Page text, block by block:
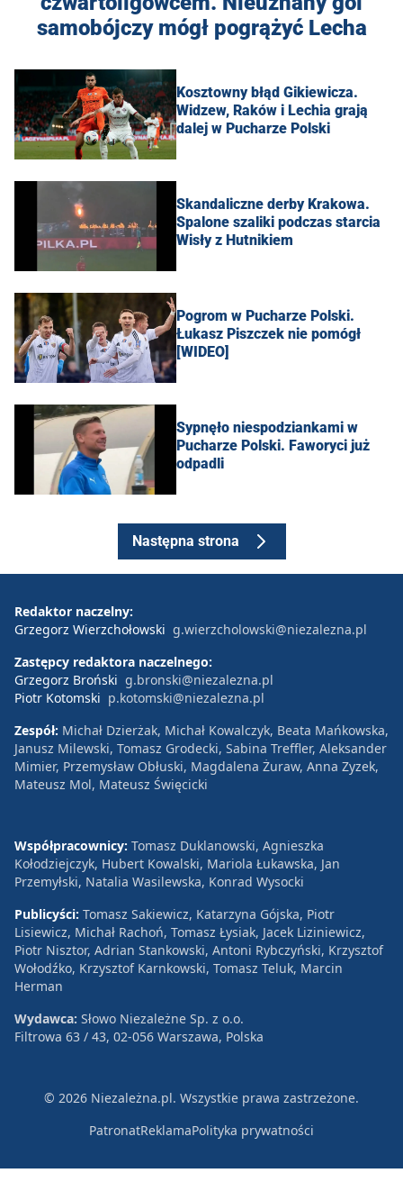
samobójczy mógł pogrążyć Lecha
Kosztowny błąd Gikiewicza.
Widzew, Raków i Lechia grają
dalej w Pucharze Polski
Skandaliczne derby Krakowa.
Spalone szaliki podczas starcia
Wisły z Hutnikiem
Pogrom w Pucharze Polski.
Łukasz Piszczek nie pomógł
[WIDEO]
Sypnęło niespodziankami w
Pucharze Polski. Faworyci już
odpadli
Następna strona
Redaktor naczelny:
Grzegorz Wierzchołowski g.wierzcholowski@niezalezna.pl
Zastępcy redaktora naczelnego:
Grzegorz Broński g.bronski@niezalezna.pl
Piotr Kotomski p.kotomski@niezalezna.pl
Zespół: Michał Dzierżak, Michał Kowalczyk, Beata Mańkowska,
Janusz Milewski, Tomasz Grodecki, Sabina Treffler, Aleksander
Mimier, Przemysław Obłuski, Magdalena Żuraw, Anna Zyzek,
Mateusz Mol, Mateusz Święcicki
Współpracownicy: Tomasz Duklanowski, Agnieszka
Kołodziejczyk, Hubert Kowalski, Mariola Łukawska, Jan
Przemyłski, Natalia Wasilewska, Konrad Wysocki
Publicyści: Tomasz Sakiewicz, Katarzyna Gójska, Piotr
Lisiewicz, Michał Rachoń, Tomasz Łysiak, Jacek Liziniewicz,
Piotr Nisztor, Adrian Stankowski, Antoni Rybczyński, Krzysztof
Wołodźko, Krzysztof Karnkowski, Tomasz Teluk, Marcin
Herman
Wydawca: Słowo Niezależne Sp. z o.o.
Filtrowa 63 / 43, 02-056 Warszawa, Polska
© 2026 Niezależna.pl. Wszystkie prawa zastrzeżone.
PatronatReklamaPolityka prywatności